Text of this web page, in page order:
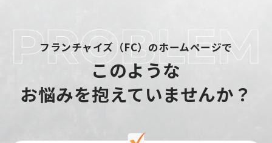
フランチャイズ（FC）のホームページで
このような
お悩みを抱えていませんか？